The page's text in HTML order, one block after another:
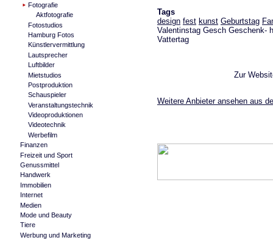
Fotografie
Aktfotografie
Fotostudios
Hamburg Fotos
Künstlervermittlung
Lautsprecher
Luftbilder
Mietstudios
Postproduktion
Schauspieler
Veranstaltungstechnik
Videoproduktionen
Videotechnik
Werbefilm
Finanzen
Freizeit und Sport
Genussmittel
Handwerk
Immobilien
Internet
Medien
Mode und Beauty
Tiere
Werbung und Marketing
Tags
design fest kunst Geburtstag
Valentinstag Gesch Geschenk-
Vattertag
Zur
Weitere Anbieter ansehen aus